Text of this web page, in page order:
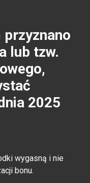
lub tzw.
2025
wygasną i nie
bonu.